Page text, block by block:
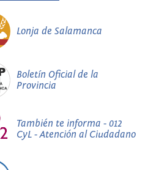
Lonja de Salamanca
Boletín Oficial de la
Provincia
También te informa - 012
CyL - Atención al Ciudadano